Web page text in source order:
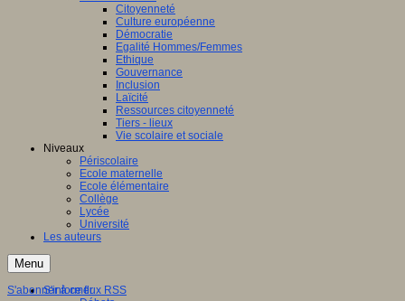
Citoyenneté
Culture européenne
Démocratie
Egalité Hommes/Femmes
Ethique
Gouvernance
Inclusion
Laïcité
Ressources citoyenneté
Tiers - lieux
Vie scolaire et sociale
Niveaux
Périscolaire
Ecole maternelle
Ecole élémentaire
Collège
Lycée
Université
Les auteurs
Menu
S'informer
S'abonner à ce flux RSS